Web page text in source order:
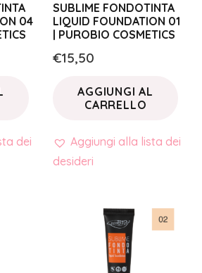
04
dei
SUBLIME FONDOTINTA
LIQUID FOUNDATION 01
| PUROBIO COSMETICS
€15,50
AGGIUNGI AL
CARRELLO
Aggiungi alla lista dei
desideri